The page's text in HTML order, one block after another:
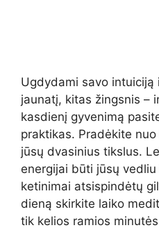
Ugdydami savo intuiciją
jaunatį, kitas žingsnis –
kasdienį gyvenimą
praktikas. Pradėkite
jūsų dvasinius tikslus.
energijai būti jūsų
ketinimai atsispindėtų
dieną skirkite laiko
tik kelios ramios